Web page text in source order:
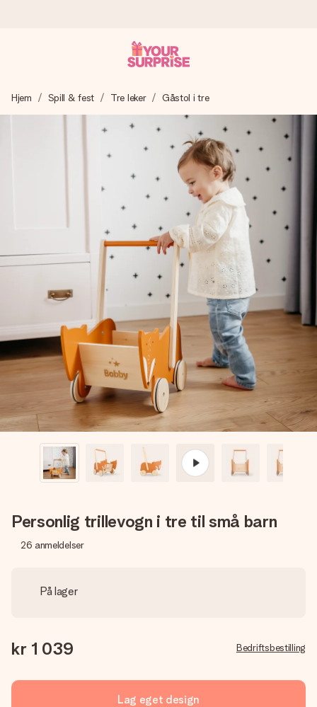
Vi lager dine gaver med omtanke og sender den avgårde så
raskt som mulig - slik at du kan gi gaven i tide, når den betyr
4,5 (basert på +15 000 anmeldelser)
Gavene våre inspirerer. Kundene gir oss 4,5 på Google
Gratis kort med hilsen
Lag noe unikt med bare noen få steg - med hennes navn,
et bilde av dere eller en beskjed som virkelig berører
hjertet. Ikke noe tull, bare masse kjærlighet i øyeblikket.
Hjem Spill & fest Tre leker Gåstol i tre
Personlig trillevogn i tre til små barn
26 anmeldelser
På lager
kr 1 039 Bedriftsbestilling
Lag eget design